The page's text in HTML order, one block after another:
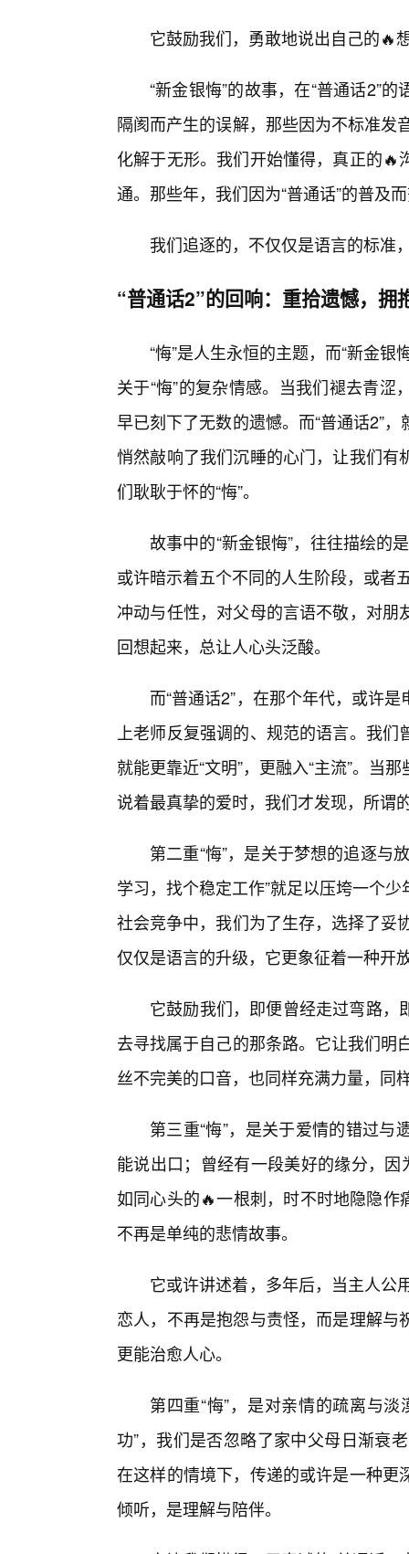
它鼓励我们，勇敢地说出自己的🔥
“新金银悔”的故事，在“普通话2”
隔阂而产生的误解，那些因为不标准发
化解于无形。我们开始懂得，真正的
通。那些年，我们因为“普通话”的普及
我们追逐的，不仅仅是语言的标准
“普通话2”的回响：重拾遗憾，拥
“悔”是人生永恒的主题，而“新金
关于“悔”的复杂情感。当我们褪去青
早已刻下了无数的遗憾。而“普通话2”
悄然敲响了我们沉睡的心门，让我们
们耿耿于怀的“悔”。
故事中的“新金银悔”，往往描绘的
或许暗示着五个不同的人生阶段，或者
冲动与任性，对父母的言语不敬，对
回想起来，总让人心头泛酸。
而“普通话2”，在那个年代，或许
上老师反复强调的、规范的语言。我
就能更靠近“文明”，更融入“主流”。当
说着最真挚的爱时，我们才发现，所谓
第二重“悔”，是关于梦想的追逐与
学习，找个稳定工作”就足以压垮一个
社会竞争中，我们为了生存，选择了妥
仅仅是语言的升级，它更象征着一种开
它鼓励我们，即便曾经走过弯路
去寻找属于自己的那条路。它让我们明
丝不完美的口音，也同样充满力量，同
第三重“悔”，是关于爱情的错过
能说出口；曾经有一段美好的缘分，
如同心头的🔥一根刺，时不时地隐隐作
不再是单纯的悲情故事。
它或许讲述着，多年后，当主人公
恋人，不再是抱怨与责怪，而是理解
更能治愈人心。
第四重“悔”，是对亲情的疏离与
功”，我们是否忽略了家中父母日渐衰
在这样的情境下，传递的或许是一种
倾听，是理解与陪伴。